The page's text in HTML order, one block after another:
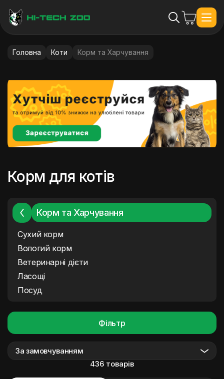
Головна Коти Корм та Харчування
Корм для котів
Корм та Харчування
Сухий корм
Вологий корм
Ветеринарні дієти
Ласощі
Посуд
Фільтр
За замовчуванням
436 товарів